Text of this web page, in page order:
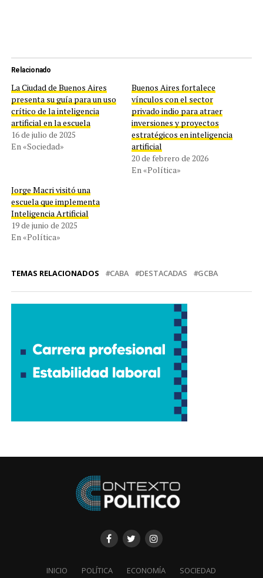
Relacionado
La Ciudad de Buenos Aires
presenta su guía para un uso
crítico de la inteligencia
artificial en la escuela
16 de julio de 2025
En «Sociedad»
Buenos Aires fortalece
vínculos con el sector
privado indio para atraer
inversiones y proyectos
estratégicos en inteligencia
artificial
20 de febrero de 2026
En «Política»
Jorge Macri visitó una
escuela que implementa
Inteligencia Artificial
19 de junio de 2025
En «Política»
TEMAS RELACIONADOS CABA DESTACADAS GCBA
INICIO POLÍTICA ECONOMÍA SOCIEDAD